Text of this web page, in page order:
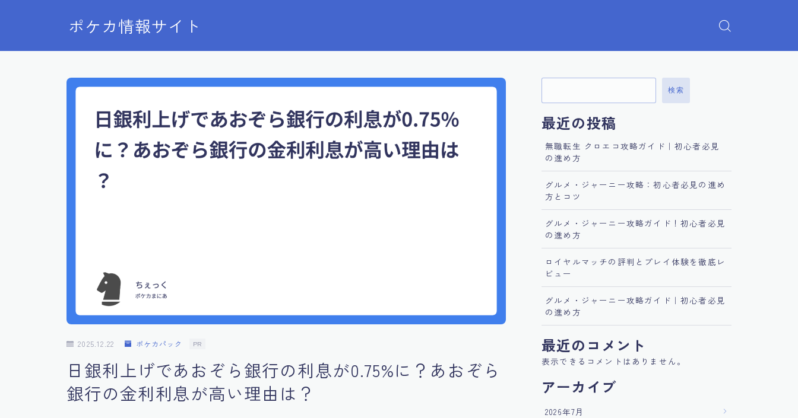
ポケカ情報サイト
2025.12.22 ポケカパック PR
日銀利上げであおぞら銀行の利息が0.75%に？あおぞら
銀行の金利利息が高い理由は？
検索
最近の投稿
無職転生 クロエコ攻略ガイド｜初心者必見
の進め方
グルメ・ジャーニー攻略：初心者必見の進め
方とコツ
グルメ・ジャーニー攻略ガイド！初心者必見
の進め方
ロイヤルマッチの評判とプレイ体験を徹底レ
ビュー
グルメ・ジャーニー攻略ガイド｜初心者必見
の進め方
最近のコメント
表示できるコメントはありません。
アーカイブ
2026年7月